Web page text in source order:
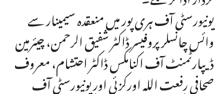
یونیورسٹی آف ہری پور میں منعقدہ سیمینار سے
وائس چانسلر پروفیسر ڈاکٹر شفیق الرحمن، چیئرمین
ڈیپارٹمنٹ آف اکنامکس ڈاکٹر احتشام، معروف
صحافی رفعت اللہ اورکزئی اور یونیورسٹی آف